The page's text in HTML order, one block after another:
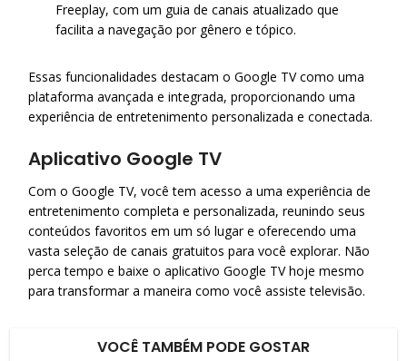
Freeplay, com um guia de canais atualizado que
facilita a navegação por gênero e tópico.
Essas funcionalidades destacam o Google TV como uma
plataforma avançada e integrada, proporcionando uma
experiência de entretenimento personalizada e conectada.
Aplicativo Google TV
Com o Google TV, você tem acesso a uma experiência de
entretenimento completa e personalizada, reunindo seus
conteúdos favoritos em um só lugar e oferecendo uma
vasta seleção de canais gratuitos para você explorar. Não
perca tempo e baixe o aplicativo Google TV hoje mesmo
para transformar a maneira como você assiste televisão.​
VOCÊ TAMBÉM PODE GOSTAR